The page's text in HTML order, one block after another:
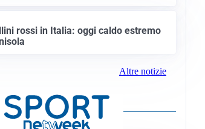
rossi in Italia: oggi caldo estremo
Altre notizie